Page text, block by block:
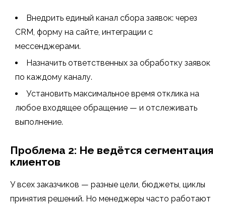
Внедрить единый канал сбора заявок: через
CRM, форму на сайте, интеграции с
мессенджерами.
Назначить ответственных за обработку заявок
по каждому каналу.
Установить максимальное время отклика на
любое входящее обращение — и отслеживать
выполнение.
Проблема 2: Не ведётся сегментация
клиентов
У всех заказчиков — разные цели, бюджеты, циклы
принятия решений. Но менеджеры часто работают